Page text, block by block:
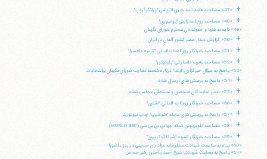
+ «47» مصاحبه هفته نامه خبري اتريشي "ورلاگزگروپ"
+
«48» مصاحبه روزنامه ژاپني "يوميوري"
«49» نامه به فقها و حقوقدانان محترم شوراي نگهبان
+ «50» گزارش ديدار سفير كشور آلمان در ايران
+ «51» مصاحبه خبرنگار روزنامه ايتاليايي "كريره دلايسرا"
+
«52» مصاحبه نشريه دانماركي "پليتيكن"
«53» پاسخ به سؤال خبرگزاري "ايلنا" درباره فلسفه نظارت شوراي نگهبان برانتخابات
+ «54» پاسخ به پرسش هاي ارسال شده
+ «55» ديدار نمايندگان متحصن و مستعفي مجلس ششم
+ «56» مصاحبه خبرنگار روزنامه آلماني "اشترن"
+ «57» پاسخ به پرسش هاي مجله "فلوشيپ" چاپ نيويورك
+ «58» مصاحبه تلويزيوني شبكه جهاني بي بي سي (WORLD BBC)
+
«59» مصاحبه خبرنگار نشريه "شيكاگو تريبون"
«60» پيام به مناسبت شهادت مظلومانه عزاداران حسيني در روز عاشورا
«61» پاسخ به تسليت شهادت شيخ احمد ياسين رهبر حماس
وب سایت رسمی آیت‌الله منتظری
ایران،قم ،میدان مصلّی، بلوار شهید محمّد منتظری، كوچه
تلفن 37740011-25-98+ تا 14
فکس37740015-25-98+